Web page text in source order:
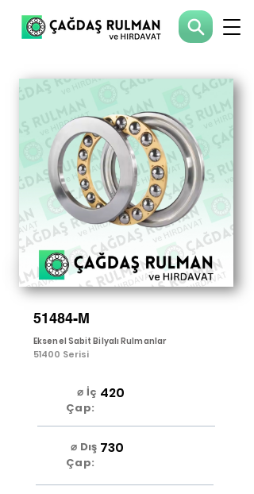
51484-M
Eksenel Sabit Bilyalı Rulmanlar
51400 Serisi
⌀ İç
Çap:
420
⌀ Dış
Çap:
730